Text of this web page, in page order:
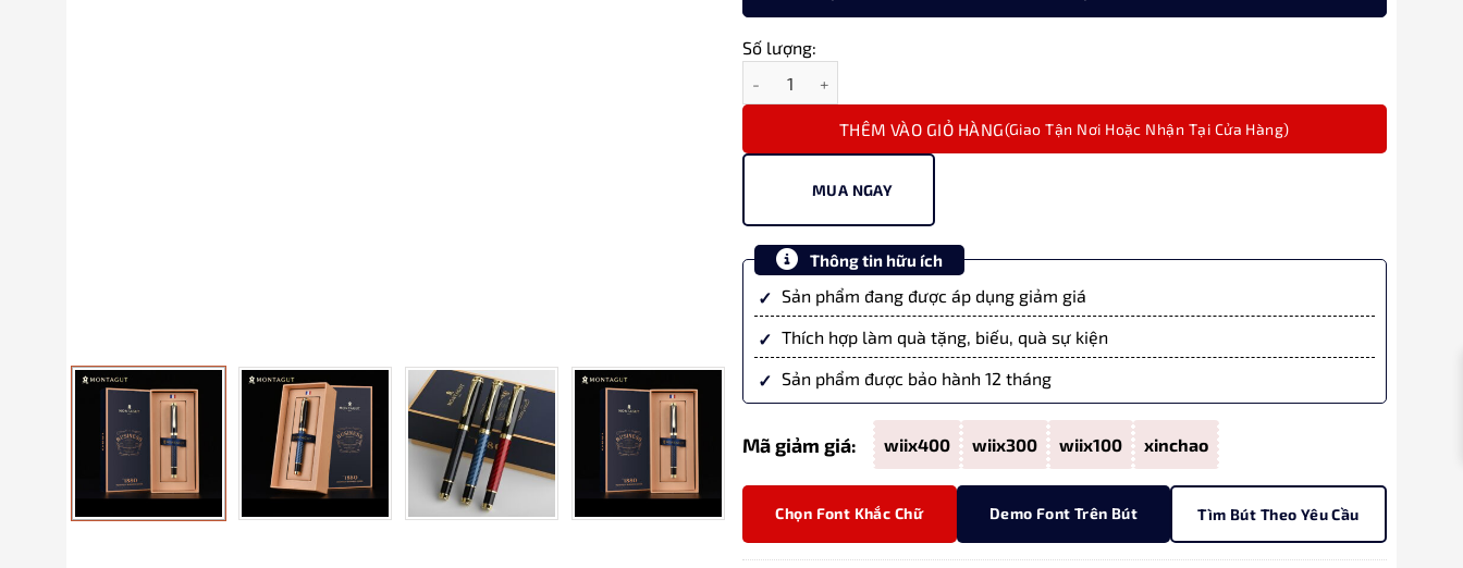
Số lượng:
THÊM VÀO GIỎ HÀNG
MUA NGAY
Thông tin hữu ích
Sản phẩm đang được áp dụng giảm giá
Thích hợp làm quà tặng, biếu, quà sự kiện
Sản phẩm được bảo hành 12 tháng
Mã giảm giá: wiix400 wiix300 wiix100 xinchao
Chọn Font Khắc Chữ Demo Font Trên Bút Tìm Bút Theo Yêu Cầu